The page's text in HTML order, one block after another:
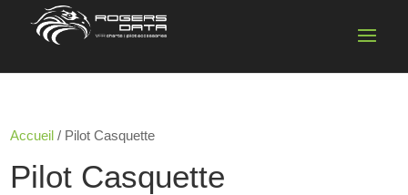
Accueil / Pilot Casquette
Pilot Casquette